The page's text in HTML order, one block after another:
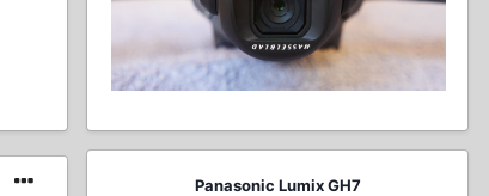
Panasonic Lumix GH7